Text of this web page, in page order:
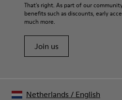
That's right. As part of our
benefits such as discounts, early
much more.
Join us
Netherlands / English